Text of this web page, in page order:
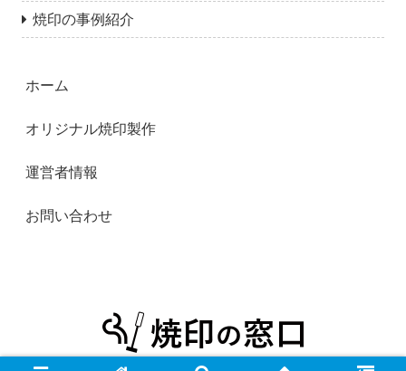
焼印の事例紹介
ホーム
オリジナル焼印製作
運営者情報
お問い合わせ